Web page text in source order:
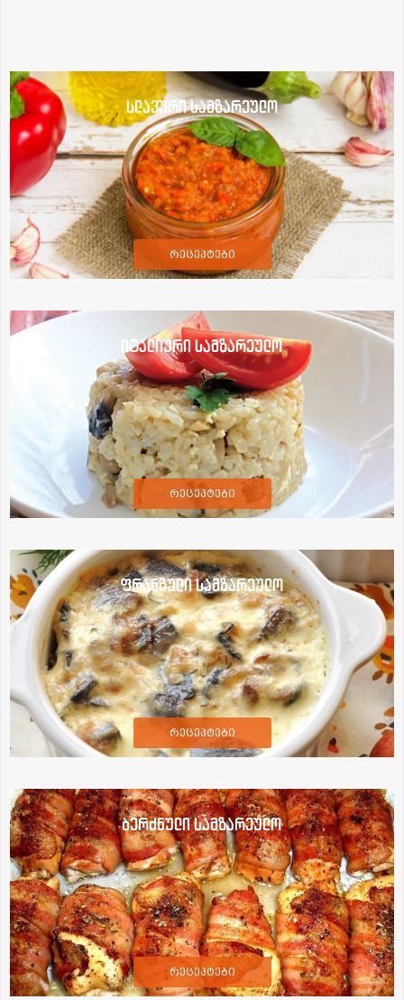
სლავური სამზარეულო
რეცეპტები
იტალიური სამზარეულო
რეცეპტები
ფრანგული სამზარეულო
რეცეპტები
ბერძნული სამზარეულო
რეცეპტები